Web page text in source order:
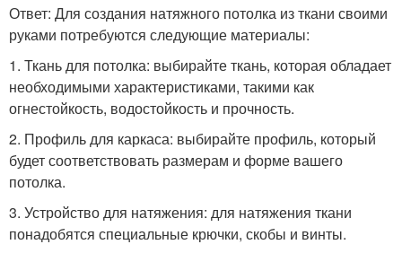
Ответ: Для создания натяжного потолка из ткани своими
руками потребуются следующие материалы:
1. Ткань для потолка: выбирайте ткань, которая обладает
необходимыми характеристиками, такими как
огнестойкость, водостойкость и прочность.
2. Профиль для каркаса: выбирайте профиль, который
будет соответствовать размерам и форме вашего
потолка.
3. Устройство для натяжения: для натяжения ткани
понадобятся специальные крючки, скобы и винты.